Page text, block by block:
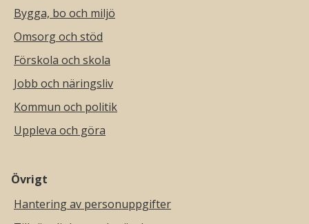
Bygga, bo och miljö
Omsorg och stöd
Förskola och skola
Jobb och näringsliv
Kommun och politik
Uppleva och göra
Övrigt
Hantering av personuppgifter